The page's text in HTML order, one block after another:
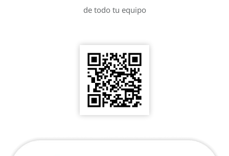
de todo tu equipo